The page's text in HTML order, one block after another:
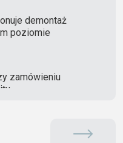
demontaż
poziomie
zamówieniu